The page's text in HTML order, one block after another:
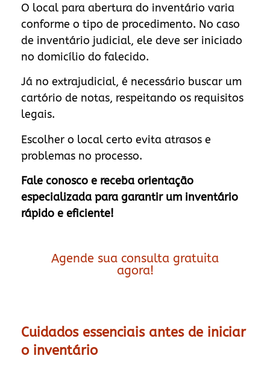
O local para abertura do inventário varia
conforme o tipo de procedimento. No caso
de inventário judicial, ele deve ser iniciado
no domicílio do falecido.
Já no extrajudicial, é necessário buscar um
cartório de notas, respeitando os requisitos
legais.
Escolher o local certo evita atrasos e
problemas no processo.
Fale conosco e receba orientação
especializada para garantir um inventário
rápido e eficiente!
Agende sua consulta gratuita
agora!
Cuidados essenciais antes de iniciar
o inventário